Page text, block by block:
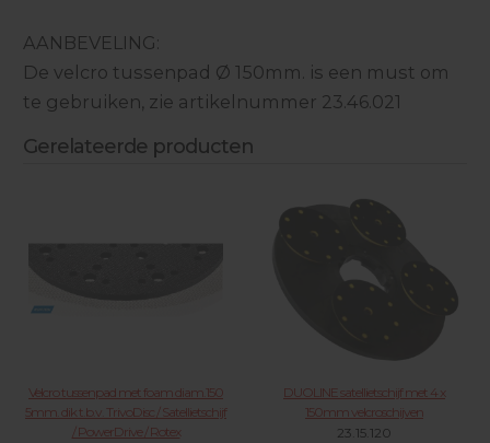
AANBEVELING:
De velcro tussenpad Ø 150mm. is een must om
te gebruiken, zie artikelnummer 23.46.021
Gerelateerde producten
Velcro tussenpad met foam diam.150
5mm. dik t.b.v. TrivoDisc / Satellietschijf
/ PowerDrive / Rotex
DUOLINE satellietschijf met 4 x
150mm velcroschijven
23.15.120